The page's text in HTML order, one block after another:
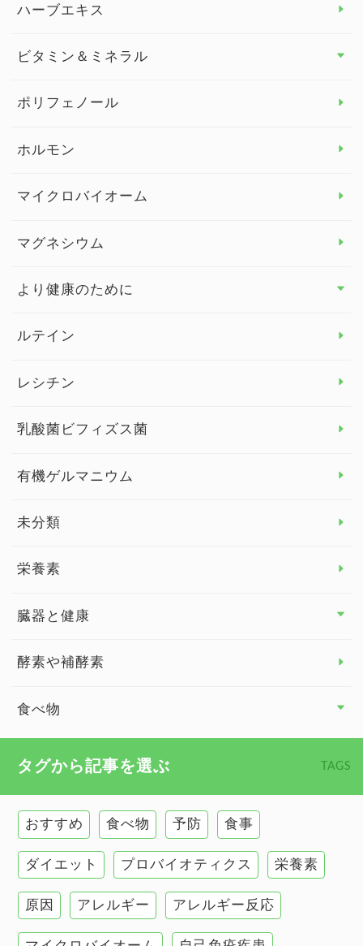
健康セミナー
ダイエット トップ
ハーブエキス
ビタミン＆ミネラル
ビタミン＆ミネラル トップ
ビタミンE
ポリフェノール
ホルモン
マイクロバイオーム
マグネシウム
より健康のために
より健康のために トップ
眼の健康
睡眠
ルテイン
レシチン
乳酸菌ビフィズス菌
有機ゲルマニウム
未分類
栄養素
臓器と健康
臓器と健康 トップ
慢性疲労
甲状腺
肌
肝臓の健康
酵素や補酵素
食べ物
タグから記事を選ぶ TAGS
おすすめ 食べ物 予防 食事
ダイエット プロバイオティクス 栄養素
原因 アレルギー アレルギー反応